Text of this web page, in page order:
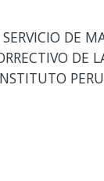
SERVICIO DE
DE